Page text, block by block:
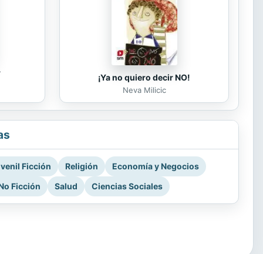
¡Ya no quiero decir NO!
Neva Milicic
Ficción Religión
Economía y Negocios
Ficción
Salud Ciencias Sociales